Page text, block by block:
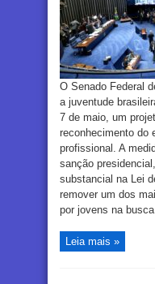
O Senado Federal
a juventude
7 de maio, um
reconhecimento do
profissional. A
sanção
substancial na Lei
remover um dos
por jovens na
Leia mais »